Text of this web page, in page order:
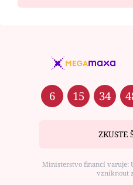
6 15 34
ZKUSTE
Ministerstvo financí varuje:
vzniknout